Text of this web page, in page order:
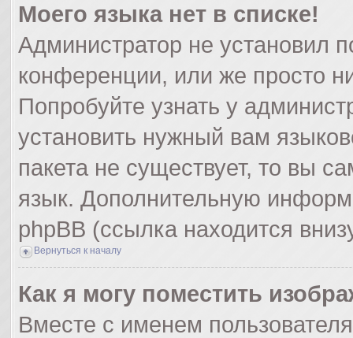
Моего языка нет в списке!
Администратор не установил
конференции, или же просто
Попробуйте узнать у
установить нужный вам
пакета не существует, то вы
язык. Дополнительную
phpBB (ссылка находится
Вернуться к началу
Как я могу поместить
Вместе с именем